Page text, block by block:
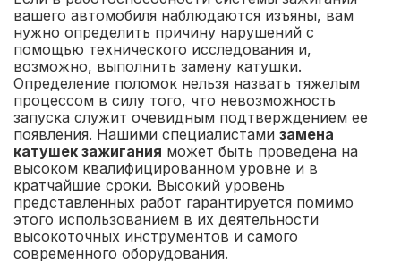
вашего автомобиля наблюдаются изъяны, вам
нужно определить причину нарушений с
помощью технического исследования и,
возможно, выполнить замену катушки.
Определение поломок нельзя назвать тяжелым
процессом в силу того, что невозможность
запуска служит очевидным подтверждением ее
появления. Нашими специалистами замена
катушек зажигания может быть проведена на
высоком квалифицированном уровне и в
кратчайшие сроки. Высокий уровень
представленных работ гарантируется помимо
этого использованием в их деятельности
высокоточных инструментов и самого
современного оборудования.